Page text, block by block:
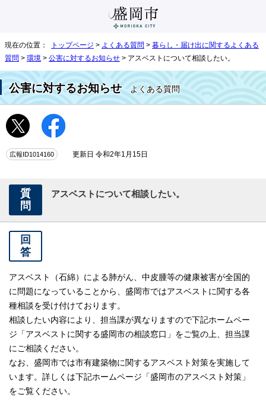
現在の位置： トップページ > よくある質問 > 暮らし・届け出に関するよくある
質問 > 環境 > 公害に対するお知らせ > アスベストについて相談したい。
公害に対するお知らせよくある質問
広報ID1014160 更新日 令和2年1月15日
質
問
アスベストについて相談したい。
回
答
アスベスト（石綿）による肺がん、中皮腫等の健康被害が全国的
に問題になっていることから、盛岡市ではアスベストに関する各
種相談を受け付けております。
相談したい内容により、担当課が異なりますので下記ホームペー
ジ「アスベストに関する盛岡市の相談窓口」をご覧の上、担当課
にご相談ください。
なお、盛岡市では市有建築物に関するアスベスト対策を実施して
います。詳しくは下記ホームページ「盛岡市のアスベスト対策」
をご覧ください。